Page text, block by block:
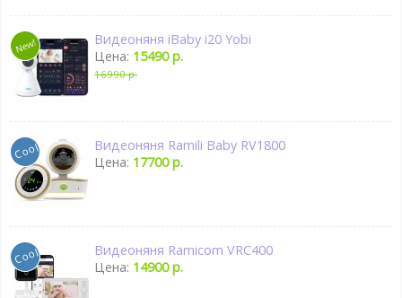
Видеоняня iBaby i20 Yobi
Цена: 15490 р.
16990 р.
Видеоняня Ramili Baby RV1800
Цена: 17700 р.
Видеоняня Ramicom VRC400
Цена: 14900 р.